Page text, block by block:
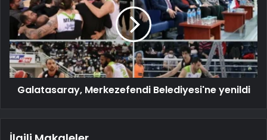
Galatasaray, Merkezefendi Belediyesi'ne yenildi